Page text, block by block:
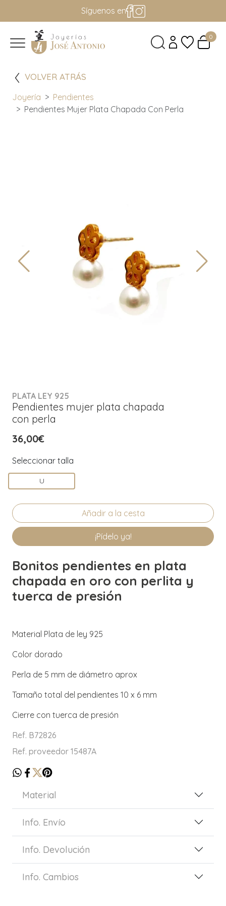
Síguenos en
0
VOLVER ATRÁS
Joyería
Pendientes
Pendientes Mujer Plata Chapada Con Perla
PLATA LEY 925
Pendientes mujer plata chapada
con perla
36,00€
Seleccionar talla
U
¡Pídelo ya!
Bonitos pendientes en plata
chapada en oro con perlita y
tuerca de presión
Material Plata de ley 925
Color dorado
Perla de 5 mm de diámetro aprox
Tamaño total del pendientes 10 x 6 mm
Cierre con tuerca de presión
Ref. B72826
Ref. proveedor 15487A
Material
Info. Envío
Info. Devolución
Info. Cambios